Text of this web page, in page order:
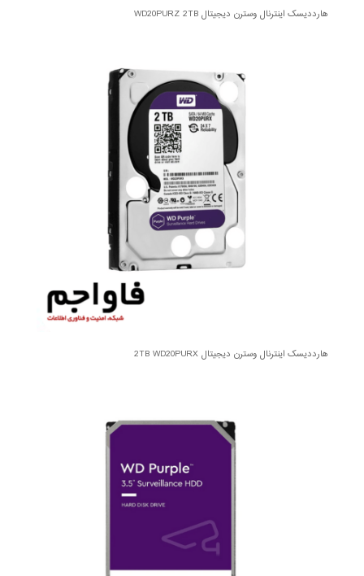
هارددیسک اینترنال وسترن دیجیتال WD20PURZ 2TB
هارددیسک اینترنال وسترن دیجیتال 2TB WD20PURX